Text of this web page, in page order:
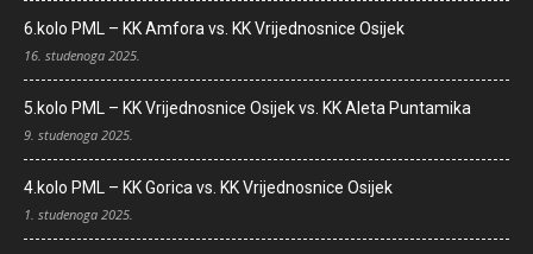
6.kolo PML – KK Amfora vs. KK Vrijednosnice Osijek
16. studenoga 2025.
5.kolo PML – KK Vrijednosnice Osijek vs. KK Aleta Puntamika
9. studenoga 2025.
4.kolo PML – KK Gorica vs. KK Vrijednosnice Osijek
1. studenoga 2025.